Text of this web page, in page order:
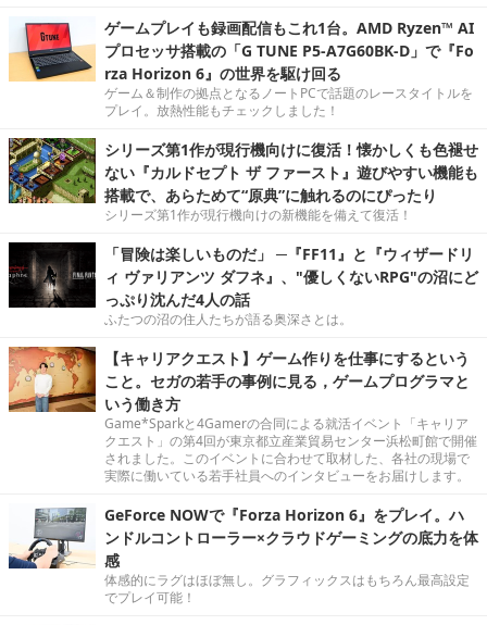
ゲームプレイも録画配信もこれ1台。AMD Ryzen™ AI
プロセッサ搭載の「G TUNE P5-A7G60BK-D」で『Fo
rza Horizon 6』の世界を駆け回る
ゲーム＆制作の拠点となるノートPCで話題のレースタイトルを
プレイ。放熱性能もチェックしました！
シリーズ第1作が現行機向けに復活！懐かしくも色褪せ
ない『カルドセプト ザ ファースト』遊びやすい機能も
搭載で、あらためて“原典”に触れるのにぴったり
シリーズ第1作が現行機向けの新機能を備えて復活！
「冒険は楽しいものだ」 ─『FF11』と『ウィザードリ
ィ ヴァリアンツ ダフネ』、"優しくないRPG"の沼にど
っぷり沈んだ4人の話
ふたつの沼の住人たちが語る奥深さとは。
【キャリアクエスト】ゲーム作りを仕事にするという
こと。セガの若手の事例に見る，ゲームプログラマと
いう働き方
Game*Sparkと4Gamerの合同による就活イベント「キャリア
クエスト」の第4回が東京都立産業貿易センター浜松町館で開催
されました。このイベントに合わせて取材した、各社の現場で
実際に働いている若手社員へのインタビューをお届けします。
GeForce NOWで『Forza Horizon 6』をプレイ。ハ
ンドルコントローラー×クラウドゲーミングの底力を体
感
体感的にラグはほぼ無し。グラフィックスはもちろん最高設定
でプレイ可能！